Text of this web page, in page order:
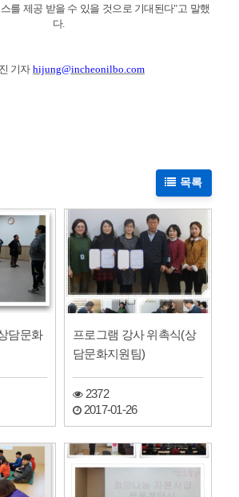
를 제공 받을 수 있을 것으로 기대된다"고 말했
다.
기자hijung@incheonilbo.com
목록
프로그램 강사 위촉식(상
담문화지원팀)
2372
2017-01-26